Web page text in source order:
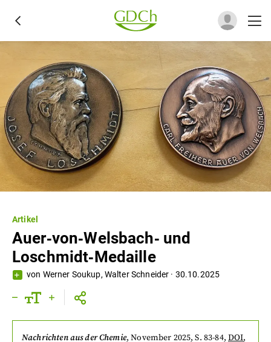
Artikel
Auer‐von‐Welsbach‐ und
Loschmidt‐Medaille
von Werner Soukup, Walter Schneider · 30.10.2025
Nachrichten aus der Chemie,November 2025, S. 83-84, DOI,